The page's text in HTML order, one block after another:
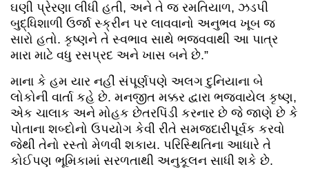
ઘણી પ્રેરણા લીધી હતી, અને તે જ રમતિયાળ, ઝડપી
બુદ્ધિશાળી ઉર્જા સ્ક્રીન પર લાવવાનો અનુભવ ખૂબ જ
સારો હતો. કૃષ્ણને તે સ્વભાવ સાથે ભજવવાથી આ પાત્ર
મારા માટે વધુ રસપ્રદ અને ખાસ બને છે.”
માના કે હમ યાર નહીં સંપૂર્ણપણે અલગ દુનિયાના બે
લોકોની વાર્તા કહે છે. મનજીત મક્કર દ્વારા ભજવાયેલ કૃષ્ણ,
એક ચાલાક અને મોહક છેતરપિંડી કરનાર છે જે જાણે છે કે
પોતાના શબ્દોનો ઉપયોગ કેવી રીતે સમજદારીપૂર્વક કરવો
જેથી તેનો રસ્તો મેળવી શકાય. પરિસ્થિતિના આધારે તે
કોઈપણ ભૂમિકામાં સરળતાથી અનુકૂલન સાધી શકે છે.